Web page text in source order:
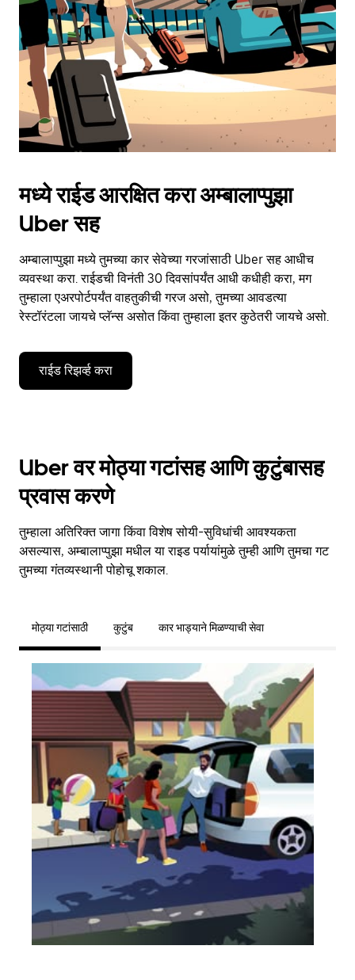
close
the
calendar.
मध्ये राईड आरक्षित करा अम्बालाप्पुझा
Uber सह
अम्बालाप्पुझा मध्ये तुमच्या कार सेवेच्या गरजांसाठी Uber सह आधीच
व्यवस्था करा. राईडची विनंती 30 दिवसांपर्यंत आधी कधीही करा, मग
तुम्हाला एअरपोर्टपर्यंत वाहतुकीची गरज असो, तुमच्या आवडत्या
रेस्टॉरंटला जायचे प्लॅन्स असोत किंवा तुम्हाला इतर कुठेतरी जायचे असो.
राईड रिझर्व्ह करा
Uber वर मोठ्या गटांसह आणि कुटुंबासह
प्रवास करणे
तुम्हाला अतिरिक्त जागा किंवा विशेष सोयी-सुविधांची आवश्यकता
असल्यास, अम्बालाप्पुझा मधील या राइड पर्यायांमुळे तुम्ही आणि तुमचा गट
तुमच्या गंतव्यस्थानी पोहोचू शकाल.
मोठ्या गटांसाठी कुटुंब कार भाड्याने मिळण्याची सेवा